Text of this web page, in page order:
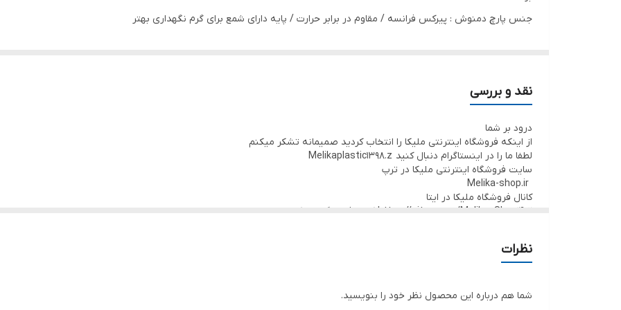
جنس پارچ دمنوش : پیرکس فرانسه / مقاوم در برابر حرارت / پایه دارای شمع برای گرم نگهداری بهتر
این ۲ محصول را هم می‌توانید باهم به صورت سرویس تهیه کنید هم به صورت تک تک
لطفا در انتخاب گزینه ها نهایت دقت را داشته باشید.
با تشکر از شما melika-shop.ir
نقد و بررسی
درود بر شما
از اینکه فروشگاه اینترنتی ملیکا را انتخاب کردید صمیمانه تشکر میکنم
لطفا ما را در اینستاگرام دنبال کنید Melikaplastic1398.z
سایت فروشگاه اینترنتی ملیکا در ترپ
کانال فروشگاه ملیکا در ایتا
https://eitaa.com/Melika_Shop1402 کانال فروشگاه ملیکا در واتساپ
با تشکر ایمانی 09194510018
فروشگاه اینترنتی ملیکا 🙏🙏🌹🌹
نظرات
شما هم درباره این محصول نظر خود را بنویسید.